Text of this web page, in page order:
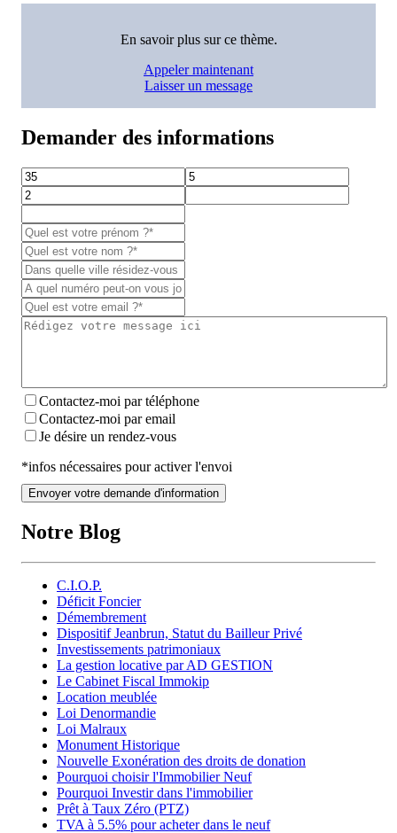
En savoir plus sur ce thème.
Appeler maintenant
Laisser un message
Demander des informations
Contactez-moi par téléphone
Contactez-moi par email
Je désire un rendez-vous
*infos nécessaires pour activer l'envoi
Envoyer votre demande d'information
Notre Blog
C.I.O.P.
Déficit Foncier
Démembrement
Dispositif Jeanbrun, Statut du Bailleur Privé
Investissements patrimoniaux
La gestion locative par AD GESTION
Le Cabinet Fiscal Immokip
Location meublée
Loi Denormandie
Loi Malraux
Monument Historique
Nouvelle Exonération des droits de donation
Pourquoi choisir l'Immobilier Neuf
Pourquoi Investir dans l'immobilier
Prêt à Taux Zéro (PTZ)
TVA à 5.5% pour acheter dans le neuf